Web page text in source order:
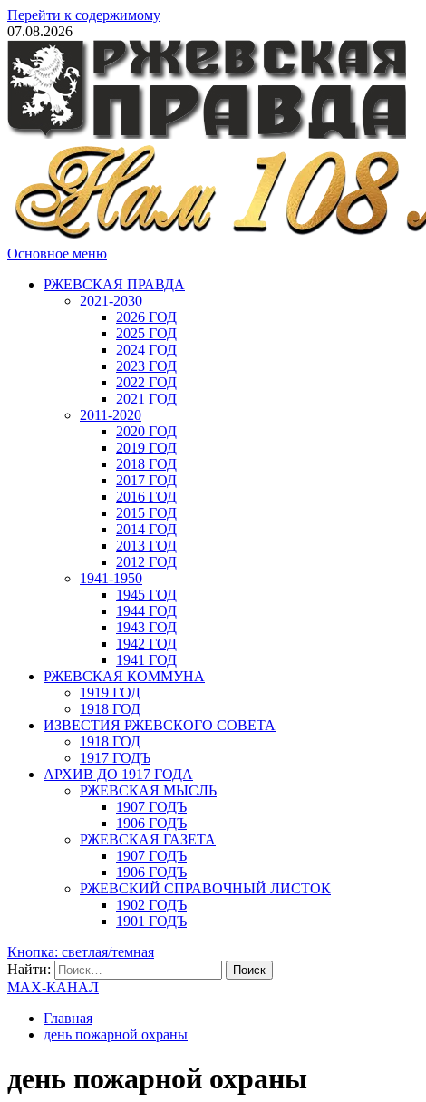
Перейти к содержимому
07.08.2026
Основное меню
РЖЕВСКАЯ ПРАВДА
2021-2030
2026 ГОД
2025 ГОД
2024 ГОД
2023 ГОД
2022 ГОД
2021 ГОД
2011-2020
2020 ГОД
2019 ГОД
2018 ГОД
2017 ГОД
2016 ГОД
2015 ГОД
2014 ГОД
2013 ГОД
2012 ГОД
1941-1950
1945 ГОД
1944 ГОД
1943 ГОД
1942 ГОД
1941 ГОД
РЖЕВСКАЯ КОММУНА
1919 ГОД
1918 ГОД
ИЗВЕСТИЯ РЖЕВСКОГО СОВЕТА
1918 ГОД
1917 ГОДЪ
АРХИВ ДО 1917 ГОДА
РЖЕВСКАЯ МЫСЛЬ
1907 ГОДЪ
1906 ГОДЪ
РЖЕВСКАЯ ГАЗЕТА
1907 ГОДЪ
1906 ГОДЪ
РЖЕВСКИЙ СПРАВОЧНЫЙ ЛИСТОК
1902 ГОДЪ
1901 ГОДЪ
Кнопка: светлая/темная
Найти:
MAX-КАНАЛ
Главная
день пожарной охраны
день пожарной охраны